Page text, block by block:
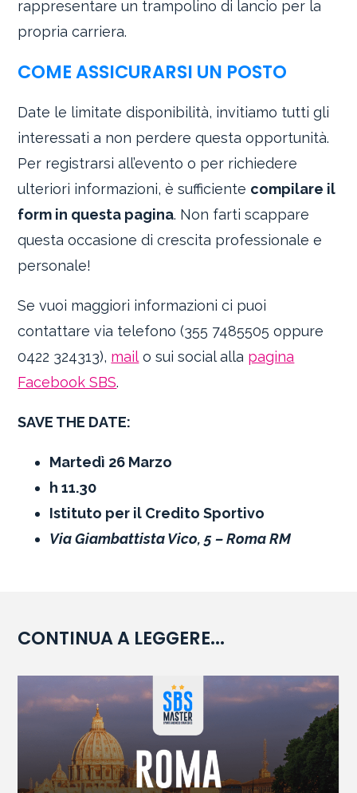
rappresentare un trampolino di lancio per la
propria carriera.
COME ASSICURARSI UN POSTO
Date le limitate disponibilità, invitiamo tutti gli
interessati a non perdere questa opportunità.
Per registrarsi all’evento o per richiedere
ulteriori informazioni, è sufficiente compilare il
form in questa pagina. Non farti scappare
questa occasione di crescita professionale e
personale!
Se vuoi maggiori informazioni ci puoi
contattare via telefono (355 7485505 oppure
0422 324313), mail o sui social alla pagina
Facebook SBS.
SAVE THE DATE:
Martedì 26 Marzo
h 11.30
Istituto per il Credito Sportivo
Via Giambattista Vico, 5 – Roma RM
CONTINUA A LEGGERE...